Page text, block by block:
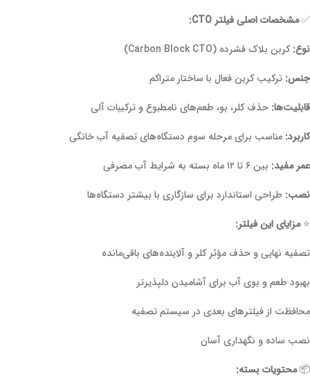
✅مشخصات اصلی فیلتر CTO:
نوع:کربن بلاک فشرده (Carbon Block CTO)
جنس: ترکیب کربن فعال با ساختار متراکم
قابلیت‌ها: حذف کلر، بو، طعم‌های نامطبوع و ترکیبات آلی
کاربرد: مناسب برای مرحله سوم دستگاه‌های تصفیه آب خانگی
عمر مفید: بین ۶ تا ۱۲ ماه بسته به شرایط آب مصرفی
نصب: طراحی استاندارد برای سازگاری با بیشتر دستگاه‌ها
⭐مزایای این فیلتر:
تصفیه نهایی و حذف مؤثر کلر و آلاینده‌های باقی‌مانده
بهبود طعم و بوی آب برای آشامیدن دلپذیرتر
محافظت از فیلترهای بعدی در سیستم تصفیه
نصب ساده و نگهداری آسان
📦محتویات بسته: